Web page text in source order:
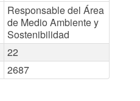
Responsable del Área
de Medio Ambiente y
Sostenibilidad
22
2687